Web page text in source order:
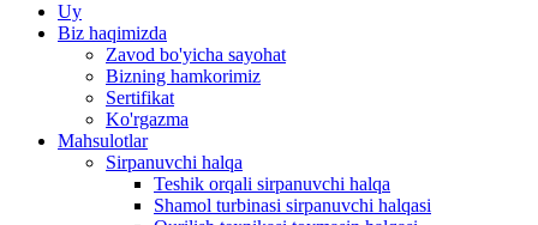
Uy
Biz haqimizda
Zavod bo'yicha sayohat
Bizning hamkorimiz
Sertifikat
Ko'rgazma
Mahsulotlar
Sirpanuvchi halqa
Teshik orqali sirpanuvchi halqa
Shamol turbinasi sirpanuvchi halqasi